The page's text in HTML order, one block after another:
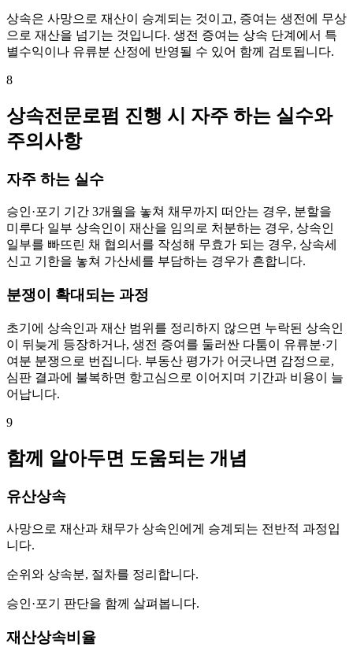
상속은 사망으로 재산이 승계되는 것이고, 증여는 생전에 무상
으로 재산을 넘기는 것입니다. 생전 증여는 상속 단계에서 특
별수익이나 유류분 산정에 반영될 수 있어 함께 검토됩니다.
8
상속전문로펌 진행 시 자주 하는 실수와
주의사항
자주 하는 실수
승인·포기 기간 3개월을 놓쳐 채무까지 떠안는 경우, 분할을
미루다 일부 상속인이 재산을 임의로 처분하는 경우, 상속인
일부를 빠뜨린 채 협의서를 작성해 무효가 되는 경우, 상속세
신고 기한을 놓쳐 가산세를 부담하는 경우가 흔합니다.
분쟁이 확대되는 과정
초기에 상속인과 재산 범위를 정리하지 않으면 누락된 상속인
이 뒤늦게 등장하거나, 생전 증여를 둘러싼 다툼이 유류분·기
여분 분쟁으로 번집니다. 부동산 평가가 어긋나면 감정으로,
심판 결과에 불복하면 항고심으로 이어지며 기간과 비용이 늘
어납니다.
9
함께 알아두면 도움되는 개념
유산상속
사망으로 재산과 채무가 상속인에게 승계되는 전반적 과정입
니다.
순위와 상속분, 절차를 정리합니다.
승인·포기 판단을 함께 살펴봅니다.
재산상속비율